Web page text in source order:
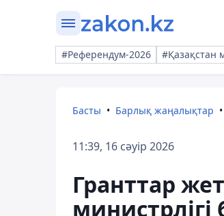
#Референдум-2026
Басты Барлық жаңалықтар
11:39, 16 сәуір 2026
Гранттар
министрлігі